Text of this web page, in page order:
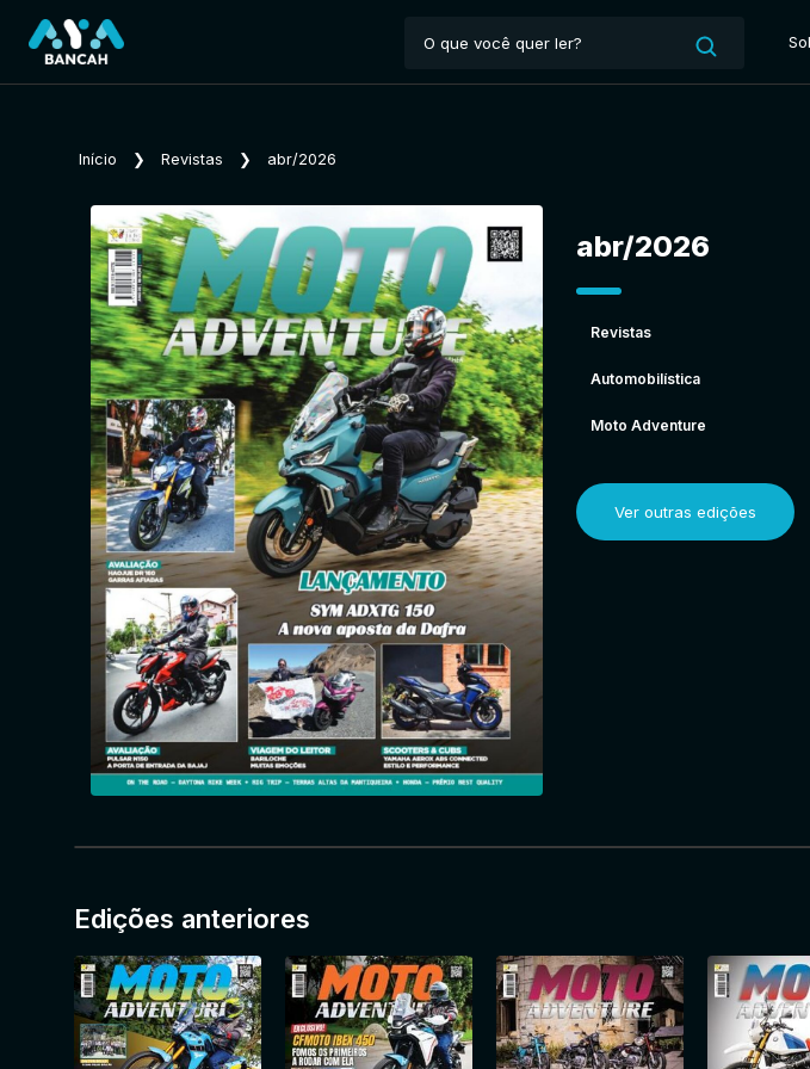
Início ❯ Revistas ❯ abr/2026
abr/2026
Revistas
Automobilística
Moto Adventure
Ver outras edições
Edições anteriores